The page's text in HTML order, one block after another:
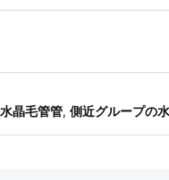
晶毛管管, 側近グループの